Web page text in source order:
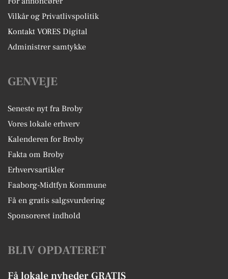
Vilkår og Privatlivspolitik
Kontakt VORES Digital
Administrer samtykke
GENVEJE
Seneste nyt fra Broby
Vores lokale erhverv
Kalenderen for Broby
Fakta om Broby
Erhvervsartikler
Faaborg-Midtfyn Kommune
Få en gratis salgsvurdering
Sponsoreret indhold
BLIV OPDATERET
Få lokale nyheder GRATIS